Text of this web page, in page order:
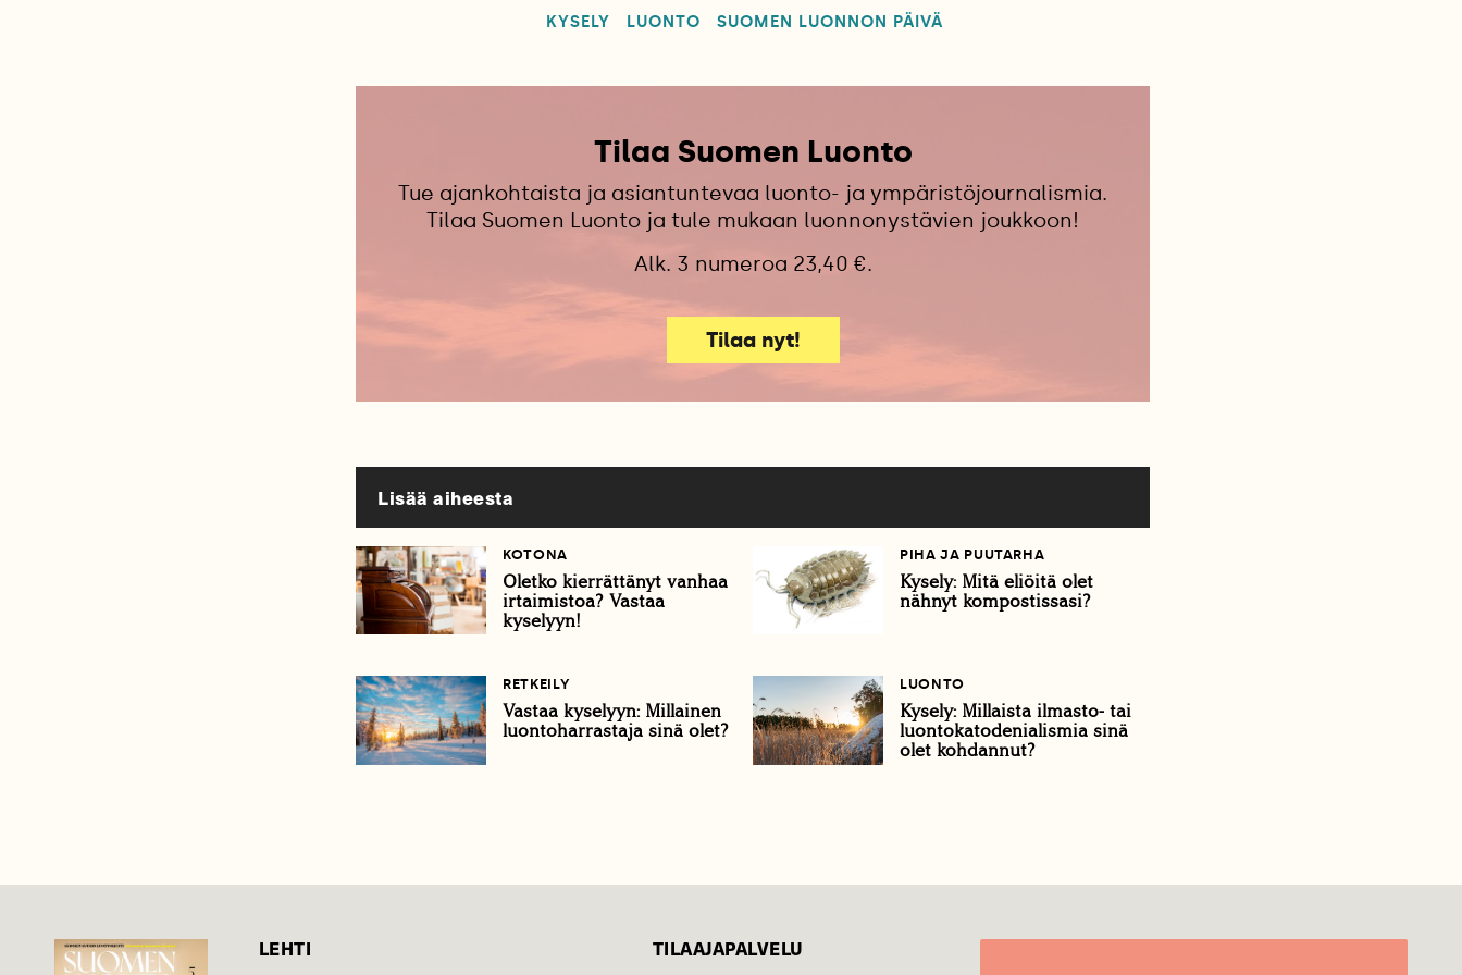
KYSELY LUONTO SUOMEN LUONNON PÄIVÄ
Tilaa Suomen Luonto
Tue ajankohtaista ja asiantuntevaa luonto- ja ympäristöjournalismia.
Tilaa Suomen Luonto ja tule mukaan luonnonystävien joukkoon!
Alk. 3 numeroa 23,40 €.
Tilaa nyt!
Lisää aiheesta
KOTONA
Oletko kierrättänyt vanhaa
irtaimistoa? Vastaa
kyselyyn!
PIHA JA PUUTARHA
Kysely: Mitä eliöitä olet
nähnyt kompostissasi?
RETKEILY
Vastaa kyselyyn: Millainen
luontoharrastaja sinä olet?
LUONTO
Kysely: Millaista ilmasto- tai
luontokatodenialismia sinä
olet kohdannut?
LEHTI TILAAJAPALVELU